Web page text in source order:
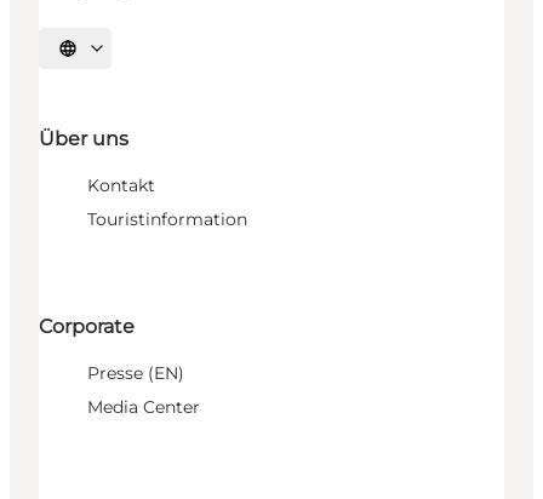
Sprache auswählen
Über uns
Kontakt
Touristinformation
Corporate
Presse (EN)
Media Center